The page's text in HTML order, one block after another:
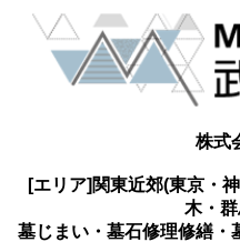
株式
[エリア]関東近郊(東京・
木・
墓じまい・墓石修理修繕・